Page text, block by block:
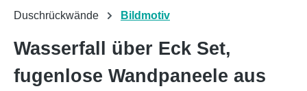
Duschrückwände Bildmotiv
Wasserfall über Eck Set,
fugenlose Wandpaneele aus